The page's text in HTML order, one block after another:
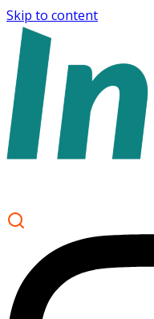
Skip to content